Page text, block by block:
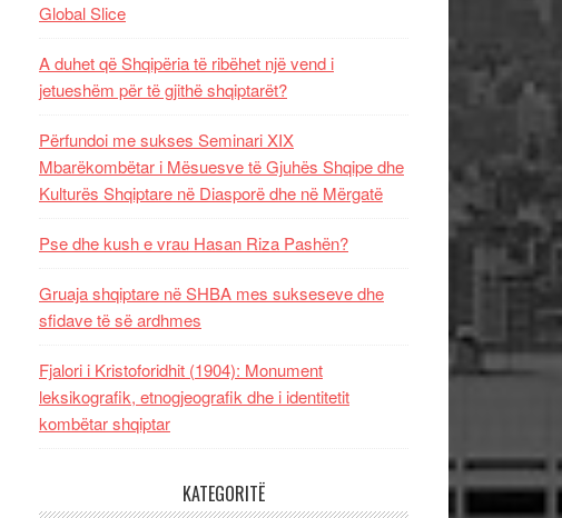
Global Slice
A duhet që Shqipëria të ribëhet një vend i
jetueshëm për të gjithë shqiptarët?
Përfundoi me sukses Seminari XIX
Mbarëkombëtar i Mësuesve të Gjuhës Shqipe dhe
Kulturës Shqiptare në Diasporë dhe në Mërgatë
Pse dhe kush e vrau Hasan Riza Pashën?
Gruaja shqiptare në SHBA mes sukseseve dhe
sfidave të së ardhmes
Fjalori i Kristoforidhit (1904): Monument
leksikografik, etnogjeografik dhe i identitetit
kombëtar shqiptar
KATEGORITË